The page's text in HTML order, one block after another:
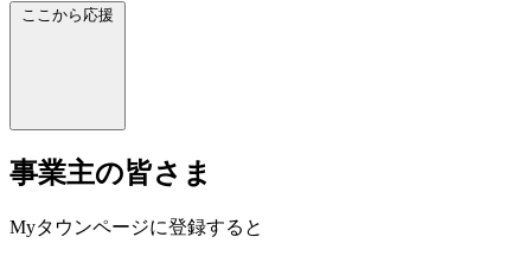
ここから応援
事業主の皆さま
Myタウンページに登録すると